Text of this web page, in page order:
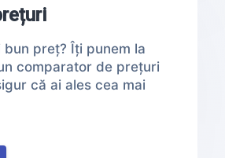
bun preț? Îți punem la
comparator de prețuri
că ai ales cea mai